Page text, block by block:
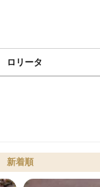
ロリータ
新着順